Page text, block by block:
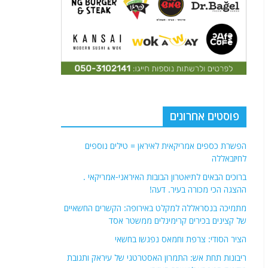
פוסטים אחרונים
הפשרת כספים אמריקאית לאיראן = טילים נוספים
לחיזבאללה
ברוכים הבאים לתיאטרון הבובות האיראני-אמריקאי .
ההצגה הכי מכורה בעיר. דעה!
מתמיכה בנסראללה למקלט באירופה: הקשרים החשאיים
של קצינים בכירים קרימינלים ממשטר אסד
הציר הסודי: צרפת וחמאס נפגשו בחשאי
ריבונות תחת אש: התמרון האסטרטגי של עיראק ותגובת